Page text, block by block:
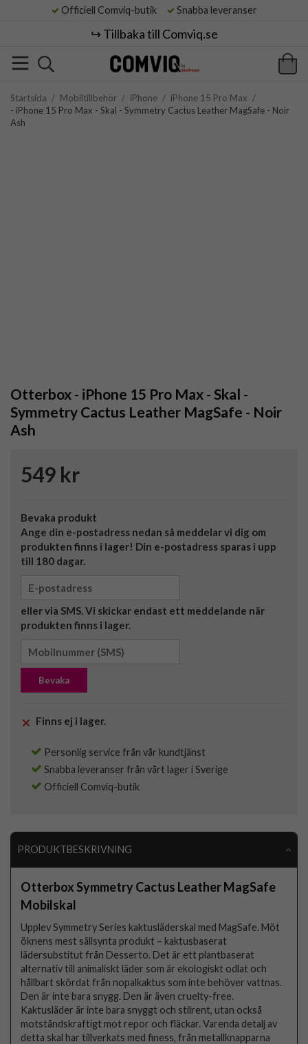
Officiell Comviq-butik Snabba leveranser
↪️ Tillbaka till Comviq.se
Startsida / Mobiltillbehör / iPhone / iPhone 15 Pro Max /
- iPhone 15 Pro Max - Skal - Symmetry Cactus Leather MagSafe - Noir
Ash
Otterbox - iPhone 15 Pro Max - Skal -
Symmetry Cactus Leather MagSafe - Noir
Ash
549 kr
Bevaka produkt
Ange din e-postadress nedan så meddelar vi dig om
produkten finns i lager! Din e-postadress sparas i upp
till 180 dagar.
eller via SMS. Vi skickar endast ett meddelande när
produkten finns i lager.
Bevaka
Finns ej i lager.
Personlig service från vår kundtjänst
Snabba leveranser från vårt lager i Sverige
Officiell Comviq-butik
PRODUKTBESKRIVNING
Otterbox Symmetry Cactus Leather MagSafe
Mobilskal
Upplev Symmetry Series kaktusläderskal med MagSafe. Möt
öknens mest sällsynta produkt – kaktusbaserat
lädersubstitut från Desserto. Det är ett plantbaserat
alternativ till animaliskt läder som är ekologiskt odlat och
hållbart skördat från nopalkaktus som inte behöver vattnas.
Den är inte bara snygg. Den är även cruelty-free.
Kaktusläder är inte bara snyggt och stilrent, utan också
motståndskraftigt mot repor och fläckar. Varenda detalj av
detta skal har tillverkats med finess, från metallknapparna